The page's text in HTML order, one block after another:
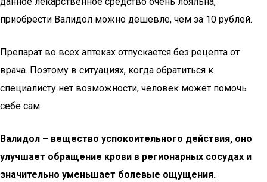
приобрести Валидол можно дешевле, чем за 10 рублей.
Препарат во всех аптеках отпускается без рецепта от
врача. Поэтому в ситуациях, когда обратиться к
специалисту нет возможности, человек может помочь
себе сам.
Валидол – вещество успокоительного действия, оно
улучшает обращение крови в регионарных сосудах и
значительно уменьшает болевые ощущения.